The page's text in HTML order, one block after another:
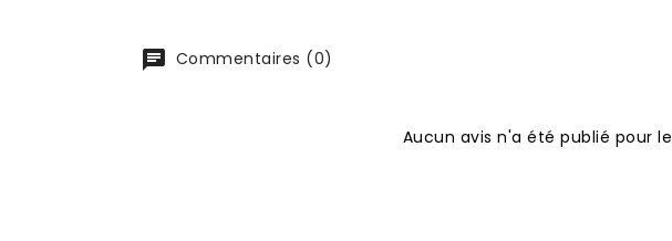
Commentaires (0)
Aucun avis n'a été publié pour